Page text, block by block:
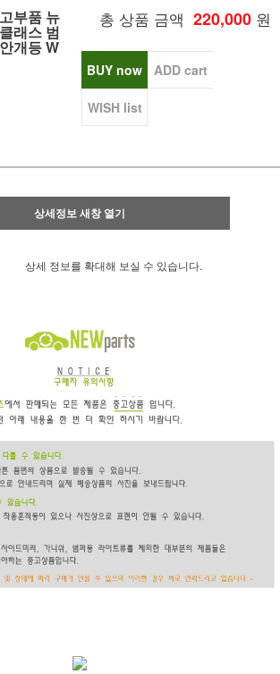
부품 뉴
래스 범
개등 W
총 상품 금액 220,000 원
BUY now ADD cart
WISH list
상세정보 새창 열기
상세 정보를 확대해 보실 수 있습니다.